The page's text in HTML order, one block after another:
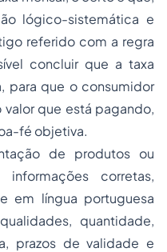
lógico-sistemática e
referido com a regra
concluir que a taxa
para que o consumidor
que está pagando,
fé objetiva.
de produtos ou
corretas,
em língua portuguesa
quantidade,
prazos de validade e